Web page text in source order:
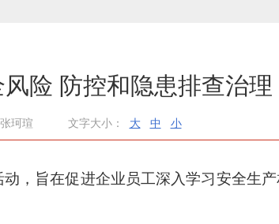
险 防控和隐患排查治理
珂瑄 文字大小： 大 中 小
，旨在促进企业员工深入学习安全生产